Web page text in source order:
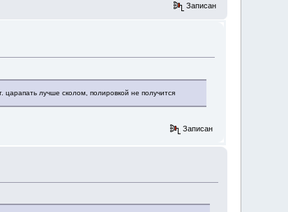
Записан
лучше сколом, полировкой не получится
Записан